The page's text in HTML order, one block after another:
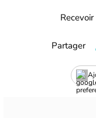
Partager